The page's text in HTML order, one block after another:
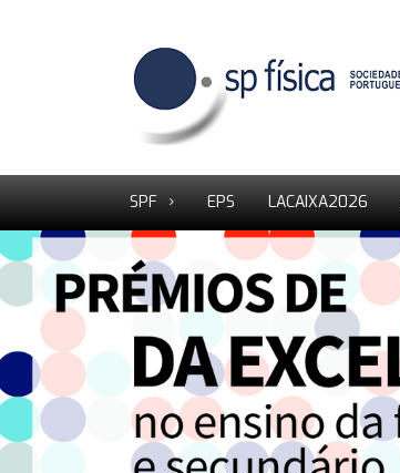
SPF EPS LACAIXA2026